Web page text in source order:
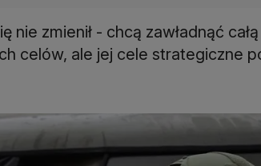
zmienił - chcą zawładnąć
celów, ale jej cele strategiczne